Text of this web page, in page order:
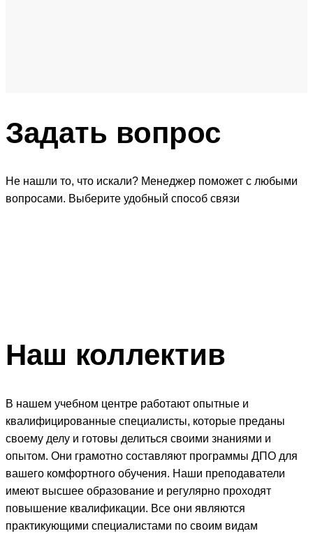
Задать вопрос
Не нашли то, что искали? Менеджер поможет с любыми
вопросами. Выберите удобный способ связи
Наш коллектив
В нашем учебном центре работают опытные и
квалифицированные специалисты, которые преданы
своему делу и готовы делиться своими знаниями и
опытом. Они грамотно составляют программы ДПО для
вашего комфортного обучения. Наши преподаватели
имеют высшее образование и регулярно проходят
повышение квалификации. Все они являются
практикующими специалистами по своим видам